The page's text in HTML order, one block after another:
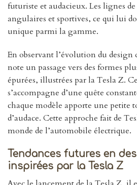
futuriste et audacieux. Les lignes
angulaires et sportives, ce qui lui
unique parmi la gamme.
En observant l’évolution du design
note un passage vers des formes
épurées, illustrées par la Tesla Z.
s’accompagne d’une quête
chaque modèle apporte une petite
d’audace. Cette approche fait de
monde de l’automobile électrique.
Tendances futures en
inspirées par la Tesla Z